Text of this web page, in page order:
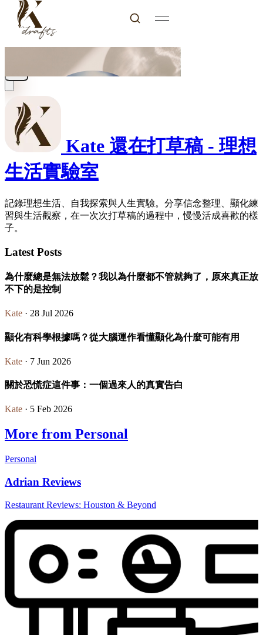
Kate 還在打草稿 - 理想
生活實驗室
記錄理想生活、自我探索與人生實驗。分享信念整理、顯化練
習與生活觀察，在一次次打草稿的過程中，慢慢活成喜歡的樣
子。
Latest Posts
為什麼總是無法放鬆？我以為什麼都不管就夠了，原來真正放
不下的是控制
Kate · 28 Jul 2026
顯化有科學根據嗎？從大腦運作看懂顯化為什麼可能有用
Kate · 7 Jun 2026
關於恐慌症這件事：一個過來人的真實告白
Kate · 5 Feb 2026
More from Personal
Personal
Adrian Reviews
Restaurant Reviews: Houston & Beyond